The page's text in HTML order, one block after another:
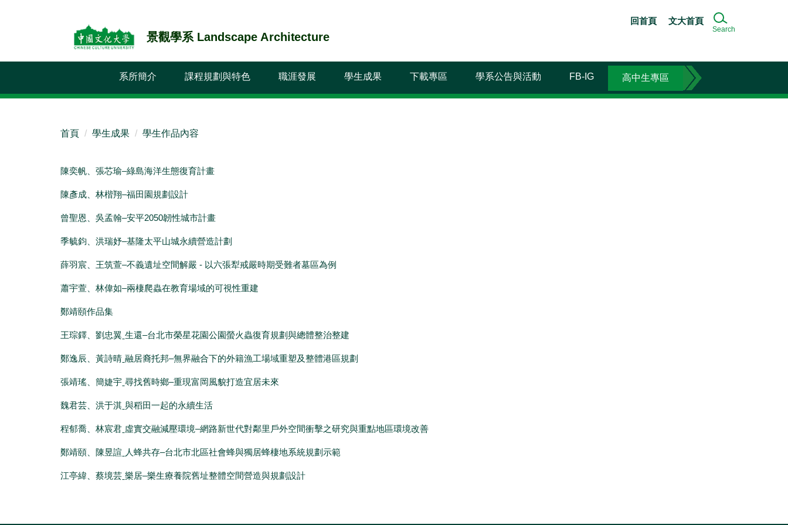
區
景觀學系 Landscape Architecture
Search
回首頁 文大首頁
系所簡介 課程規劃與特色 職涯發展 學生成果 下載專區 學系公告與活動 FB-IG 高中生專區
首頁 學生成果 學生作品內容
陳奕帆、張芯瑜–綠島海洋生態復育計畫
陳彥成、林楷翔–福田園規劃設計
曾聖恩、吳孟翰–安平2050韌性城市計畫
季毓鈞、洪瑞妤–基隆太平山城永續營造計劃
薛羽宸、王筑萱–不義遺址空間解嚴 - 以六張犁戒嚴時期受難者墓區為例
蕭宇萱、林偉如–兩棲爬蟲在教育場域的可視性重建
鄭靖頤作品集
王琮鐸、劉忠翼ˍ生還–台北市榮星花園公園螢火蟲復育規劃與總體整治整建
鄭逸辰、黃詩晴ˍ融居裔托邦–無界融合下的外籍漁工場域重塑及整體港區規劃
張靖瑤、簡婕宇ˍ尋找舊時鄉–重現富岡風貌打造宜居未來
魏君芸、洪于淇ˍ與稻田一起的永續生活
程郁喬、林宸君ˍ虛實交融減壓環境–網路新世代對鄰里戶外空間衝擊之研究與重點地區環境改善
鄭靖頤、陳昱諠ˍ人蜂共存–台北市北區社會蜂與獨居蜂棲地系統規劃示範
江亭緯、蔡境芸ˍ樂居–樂生療養院舊址整體空間營造與規劃設計